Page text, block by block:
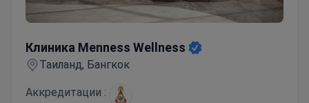
Клиника Menness Wellness
Таиланд, Бангкок
Аккредитации :